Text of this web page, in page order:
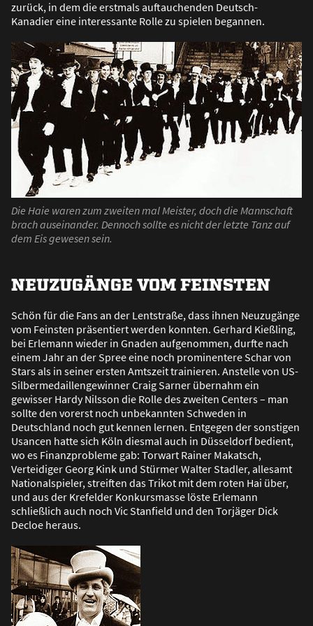
zurück, in dem die erstmals auftauchenden Deutsch-
Kanadier eine interessante Rolle zu spielen begannen.
Die Haie waren zum zweiten mal Meister, doch die Mannschaft
brach auseinander. Dennoch sollte es nicht der letzte Tanz auf
dem Eis gewesen sein.
NEUZUGÄNGE VOM FEINSTEN
Schön für die Fans an der Lentstraße, dass ihnen Neuzugänge
vom Feinsten präsentiert werden konnten. Gerhard Kießling,
bei Erlemann wieder in Gnaden aufgenommen, durfte nach
einem Jahr an der Spree eine noch prominentere Schar von
Stars als in seiner ersten Amtszeit trainieren. Anstelle von US-
Silbermedaillengewinner Craig Sarner übernahm ein
gewisser Hardy Nilsson die Rolle des zweiten Centers – man
sollte den vorerst noch unbekannten Schweden in
Deutschland noch gut kennen lernen. Entgegen der sonstigen
Usancen hatte sich Köln diesmal auch in Düsseldorf bedient,
wo es Finanzprobleme gab: Torwart Rainer Makatsch,
Verteidiger Georg Kink und Stürmer Walter Stadler, allesamt
Nationalspieler, streiften das Trikot mit dem roten Hai über,
und aus der Krefelder Konkursmasse löste Erlemann
schließlich auch noch Vic Stanfield und den Torjäger Dick
Decloe heraus.